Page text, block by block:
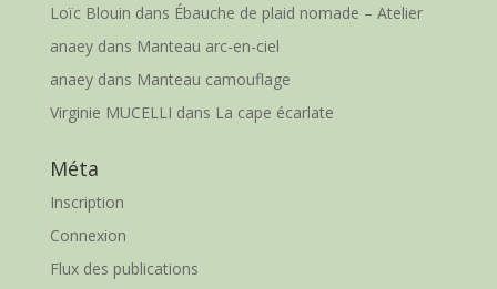
Loïc Blouin dans Ébauche de plaid nomade – Atelier
anaeydans Manteau arc-en-ciel
anaeydans Manteau camouflage
Virginie MUCELLI dans La cape écarlate
Méta
Inscription
Connexion
Flux des publications